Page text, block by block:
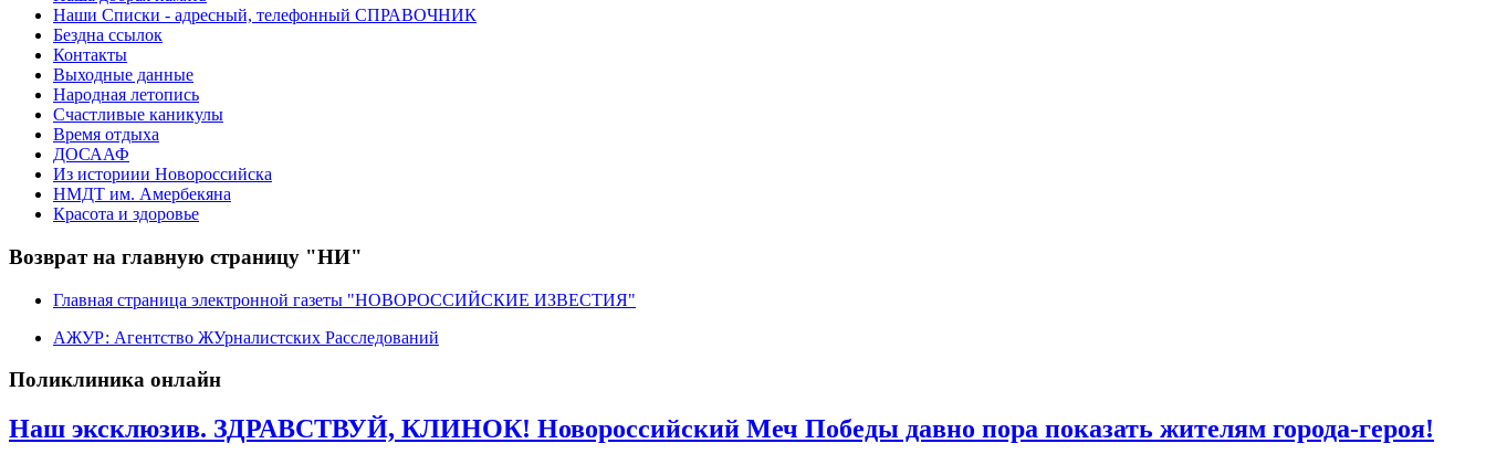
Наши Списки - адресный, телефонный СПРАВОЧНИК
Бездна ссылок
Контакты
Выходные данные
Народная летопись
Счастливые каникулы
Время отдыха
ДОСААФ
Из историии Новороссийска
НМДТ им. Амербекяна
Красота и здоровье
Возврат на главную страницу "НИ"
Главная страница электронной газеты "НОВОРОССИЙСКИЕ ИЗВЕСТИЯ"
АЖУР: Агентство ЖУрналистских Расследований
Поликлиника онлайн
Наш эксклюзив. ЗДРАВСТВУЙ, КЛИНОК! Новороссийский Меч Победы давно пора показать жителям города-героя!